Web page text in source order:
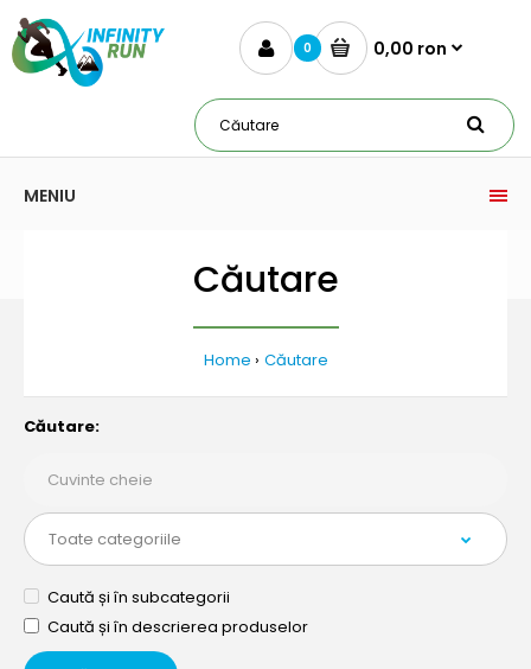
0 0,00 ron
MENIU
Căutare
Home Căutare
Căutare:
Caută și în subcategorii
Caută și în descrierea produselor